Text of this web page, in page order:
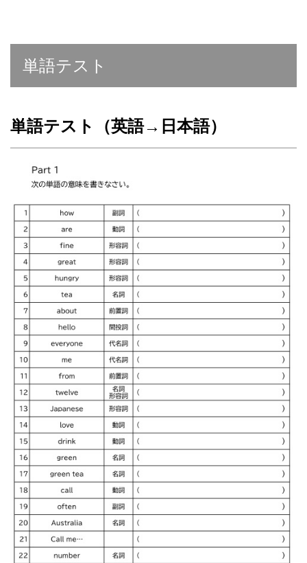
単語テスト
単語テスト（英語→日本語）